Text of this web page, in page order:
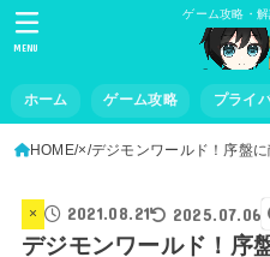
ゲーム攻略・
ホーム ゲーム攻略 プライ
MENU
HOME × デジモンワールド！序盤
× 2021.08.21 2025.07.06
デジモンワールド！序